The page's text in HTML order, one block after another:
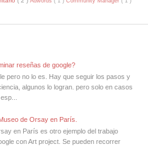
reseñas de google?
pero no lo es. Hay que seguir los pasos y
algunos lo logran. pero solo en casos
de Orsay en París.
en París es otro ejemplo del trabajo
con Art project. Se pueden recorrer